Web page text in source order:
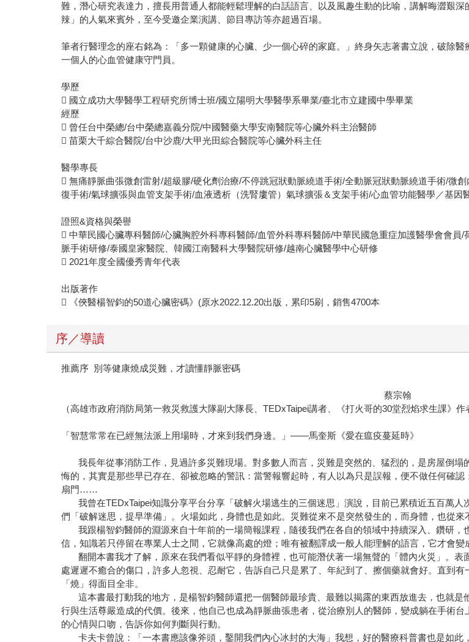
難，潛心研究表達力，擅長用普通人都能輕鬆理解的白話語言、以及風趣生動的比喻，講解晦澀艱
辣」的人氣來賓外，至今受邀企業演講、節目專訪等亦超過百場。
筆者行醫理念的座右銘為：「多一顆健康的心臟、少一個心碎的家庭。」終身矢志著書立說，破除
一個人的心血管健康守門員。
學歷
 國立成功大學醫學工程研究所博士班/國立陽明大學醫學系畢業/臺北市立建國中學畢業
經歷
 曾任台中榮總/台中榮總嘉義分院/中國醫藥大學安南醫院等心臟外科主治醫師
 苗栗大千綜合醫院/台中沙鹿/大甲光田綜合醫院等心臟外科主任
醫學專長
 無痛靜脈曲張微創雷射/超級膠/硬化劑治療/不停跳冠狀動脈繞道手術/全動脈冠狀動脈繞道手術/微
復手術/氣球擴張與血管支架手術/血液透析（洗腎廔管）氣球擴張＆支架手術/心血管功能醫學／基因
證照&資格與榮譽
 中華民國心臟專科醫師/心臟胸腔外科專科醫師/血管外科專科醫師/中華民國急重症加護醫學會會
脈手術研修/泰國皇家醫院、韓國江南醫科大學醫院研修/越南心臟醫學中心研修
 2021年度全國優秀青年代表
出版著作
 《俠醫楊智鈞的50道心臟密碼》(原水2022.12.20出版，累印5刷，銷售4700本
序／導讀
推薦序 別等健康燒成災難，才讀懂靜脈密碼
蔡宗翰
（高雄市政府消防局第一救災救護大隊副大隊長、TEDxTaipei講者、《打火哥的30堂烈焰求生課》作
「智慧常常在已經無法派上用場時，才來到我們身邊。」——馬奎斯《愛在瘟疫蔓延時》
我長年從事消防工作，見過許多災難現場。對多數人而言，災難是突然的、猛烈的，是房屋倒塌
悔的，其實是那些早已存在、卻被忽略的警訊：當警報響起時，有人以為只是誤報，便不做任何確
扇門……
我曾在TEDxTaipei知識分享平台分享「破解火場逃生的三個迷思」演說，目前已累積近五百萬人
們「破解迷思，提早準備」。火場如此，身體也是如此。災難從來不是突然發生的，而身體，也從來
我跟楊智鈞醫師的淵源來自十年前的一場簡報課程，隨後我們在各自的領域中持續深入、鑽研，
信，知識若只停留在專業人士之間，它就像高處的燈；唯有被翻譯成一般人能理解的語言，它才會變
翻開本書我才了解，原來在我們看似平靜的身體裡，也可能潛伏著一場無聲的「體內火災」。表
處遲遲不癒合的傷口，許多人忽視、忍耐它，告訴自己只是累了、年紀到了、擦個藥就會好。直到
「燒」得面目全非。
這本書最打動我的地方，是楊智鈞醫師還把一個醫師最珍貴、最難以揭露的東西放進去，也就是
行與生活尊嚴造成的代價。後來，他自己也成為靜脈曲張患者，從治療別人的醫師，變成躺在手術
的心情與口吻，告訴你如何判斷與行動。
卡夫卡曾說：「一本書應該像斧頭，鑿開我們內心冰封的大海」我想，好的醫療科普書也是如此